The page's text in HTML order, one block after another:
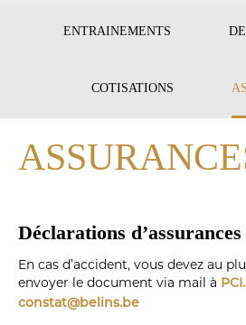
SECOND-
ENTRAINEMENTS
COTISATIONS
Déclarations d’assurances
En cas d’accident, vous devez au
envoyer le document via mail à
constat@belins.be